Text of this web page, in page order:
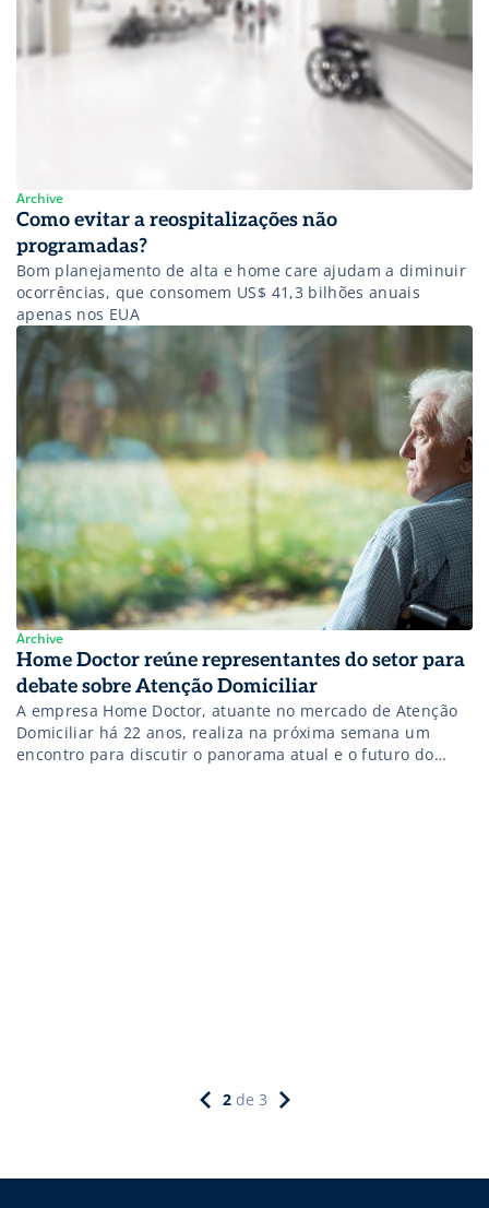
Archive
Como evitar a reospitalizações não
programadas?
Bom planejamento de alta e home care ajudam a diminuir
ocorrências, que consomem US$ 41,3 bilhões anuais
apenas nos EUA
Archive
Home Doctor reúne representantes do setor para
debate sobre Atenção Domiciliar
A empresa Home Doctor, atuante no mercado de Atenção
Domiciliar há 22 anos, realiza na próxima semana um
encontro para discutir o panorama atual e o futuro do
2 de 3